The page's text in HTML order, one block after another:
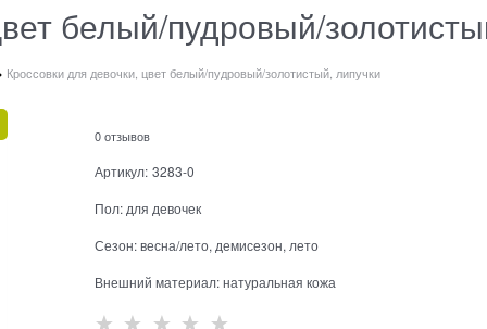
белый/пудровый/
Кроссовки для девочки, цвет белый/пудровый/золотистый, липучки
0 отзывов
Артикул: 3283-0
Пол: для девочек
Сезон:весна/лето, демисезон, лето
Внешний материал:натуральная кожа